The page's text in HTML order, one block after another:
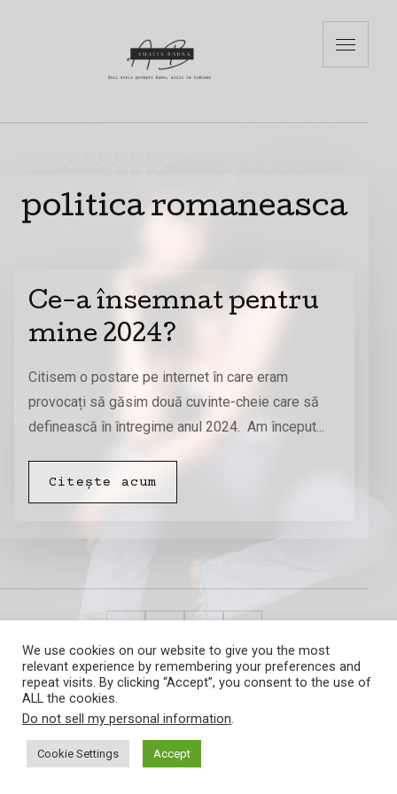
politica romaneasca
Ce-a însemnat pentru
mine 2024?
Citisem o postare pe internet în care eram
provocați să găsim două cuvinte-cheie care să
definească în întregime anul 2024. Am început...
Citește acum
Amalia Barna
We use cookies on our website to give you the most
relevant experience by remembering your preferences and
repeat visits. By clicking “Accept”, you consent to the use of
ALL the cookies.
Do not sell my personal information.
Cookie Settings Accept